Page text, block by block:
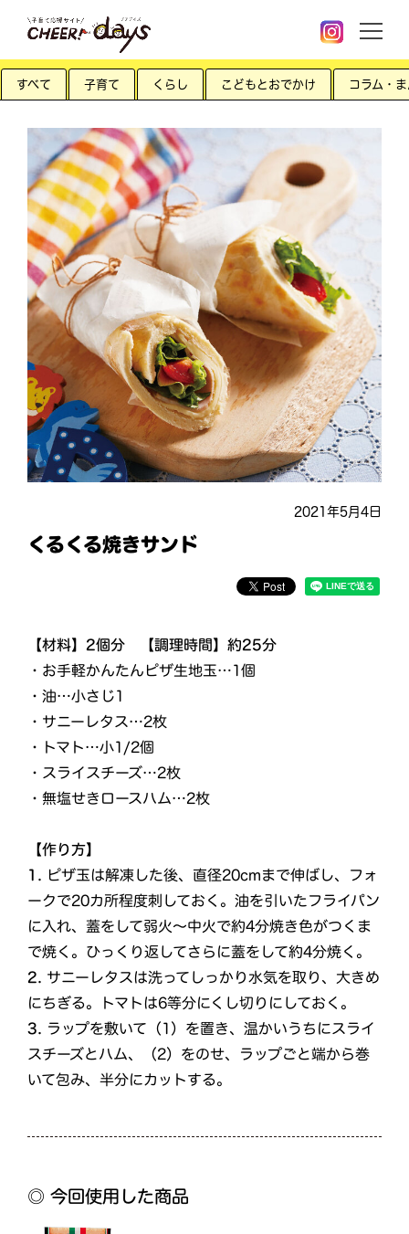
すべて 子育て くらし こどもとおでかけ コラム・
2021年5月4日
くるくる焼きサンド
【材料】2個分 【調理時間】約25分
・お手軽かんたんピザ生地玉…1個
・油…小さじ1
・サニーレタス…2枚
・トマト…小1/2個
・スライスチーズ…2枚
・無塩せきロースハム…2枚
【作り方】
1. ピザ玉は解凍した後、直径20cmまで伸ばし、フォ
ークで20カ所程度刺しておく。油を引いたフライパン
に入れ、蓋をして弱火～中火で約4分焼き色がつくま
で焼く。ひっくり返してさらに蓋をして約4分焼く。
2. サニーレタスは洗ってしっかり水気を取り、大きめ
にちぎる。トマトは6等分にくし切りにしておく。
3. ラップを敷いて（1）を置き、温かいうちにスライ
スチーズとハム、（2）をのせ、ラップごと端から巻
いて包み、半分にカットする。
◎ 今回使用した商品